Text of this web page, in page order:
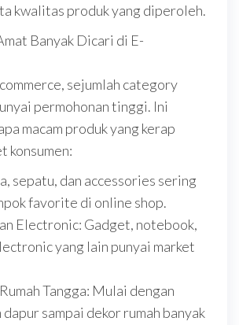
kwalitas produk yang diperoleh.
Banyak Dicari di E-
sejumlah category
permohonan tinggi. Ini
macam produk yang kerap
konsumen:
sepatu, dan accessories sering
favorite di online shop.
Electronic: Gadget, notebook,
yang lain punyai market
Tangga: Mulai dengan
sampai dekor rumah banyak